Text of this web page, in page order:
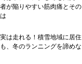
が陥りやすい筋肉痛とその
は走れる！積雪地域に居住
、冬のランニングを諦めな